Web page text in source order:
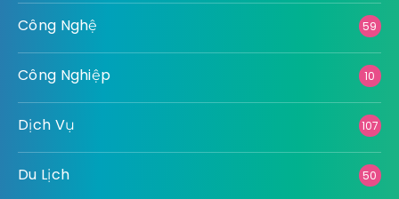
Công Nghệ 59
Công Nghiệp 10
Dịch Vụ 107
Du Lịch 50